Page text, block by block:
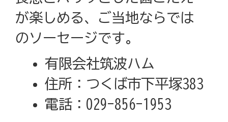
が楽しめる、ご当地ならでは
のソーセージです。
有限会社筑波ハム
住所：つくば市下平塚383
電話：029-856-1953